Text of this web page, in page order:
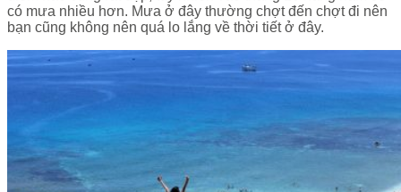
có mưa nhiều hơn. Mưa ở đây thường chợt đến chợt đi nên
bạn cũng không nên quá lo lắng về thời tiết ở đây.